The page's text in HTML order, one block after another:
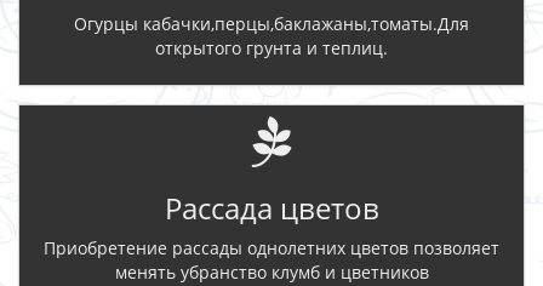
Огурцы кабачки,перцы,баклажаны,томаты.Для
открытого грунта и теплиц.
Рассада цветов
Приобретение рассады однолетних цветов позволяет
менять убранство клумб и цветников